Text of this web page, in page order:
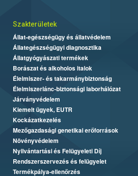
Szakterületek
Állat-egészségügy és állatvédelem
Állategészségügyi diagnosztika
Állatgyógyászati termékek
Borászat és alkoholos italok
Élelmiszer- és takarmánybiztonság
Élelmiszerlánc-biztonsági laborhálózat
Járványvédelem
Kiemelt ügyek, EUTR
Kockázatkezelés
Mezőgazdasági genetikai erőforrások
Növényvédelem
Nyilvántartási és Felügyeleti Díj
Rendszerszervezés és felügyelet
Termékpálya-ellenőrzés